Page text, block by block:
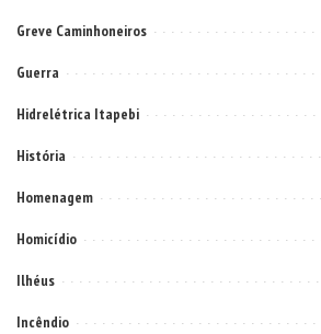
Greve Caminhoneiros
Guerra
Hidrelétrica Itapebi
História
Homenagem
Homicídio
Ilhéus
Incêndio